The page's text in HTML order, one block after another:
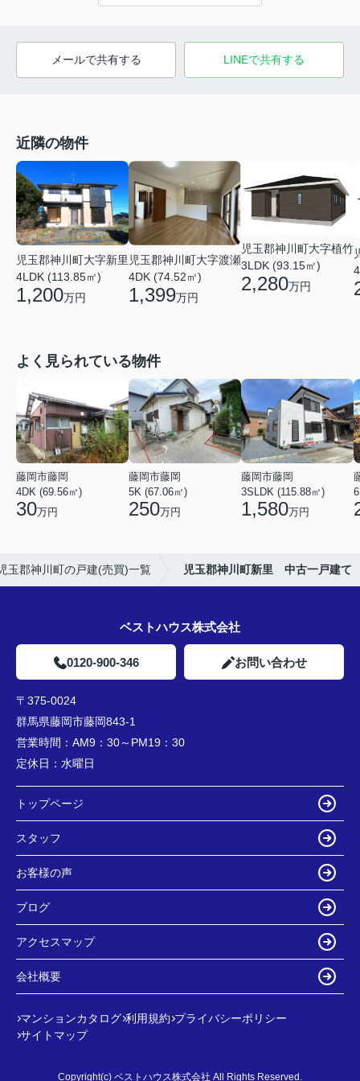
メールで共有する LINEで共有する
近隣の物件
児玉郡神川町大字新里
4LDK (113.85㎡)
1,200万円
児玉郡神川町大字渡瀬
4DK (74.52㎡)
1,399万円
児玉郡神川町大字植竹
3LDK (93.15㎡)
2,280万円
よく見られている物件
藤岡市藤岡
4DK (69.56㎡)
30万円
藤岡市藤岡
5K (67.06㎡)
250万円
藤岡市藤岡
3SLDK (115.88㎡)
1,580万円
玉郡神川町の戸建(売買)一覧 児玉郡神川町新里 中古一戸建て
ベストハウス株式会社
0120-900-346 お問い合わせ
〒375-0024
群馬県藤岡市藤岡843-1
営業時間： AM9：30～PM19：30
定休日： 水曜日
トップページ
スタッフ
お客様の声
ブログ
アクセスマップ
会社概要
マンションカタログ 利用規約 プライバシーポリシー
サイトマップ
Copyright(c) ベストハウス株式会社 All Rights Reserved.